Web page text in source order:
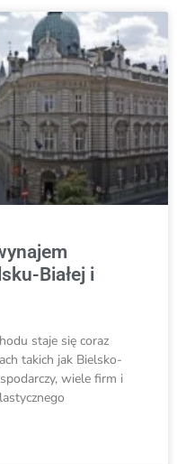
Białej i
staje się coraz
takich jak Bielsko-
wiele firm i